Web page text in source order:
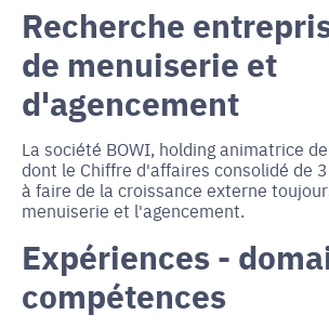
Recherche
de menuiserie et
d'agencement
La société BOWI, holding animatrice
dont le Chiffre d'affaires consolidé de
à faire de la croissance externe
menuiserie et l'agencement.
Expériences -
compétences